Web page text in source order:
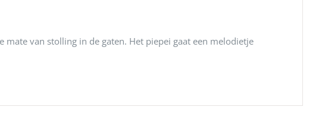
van stolling in de gaten. Het piepei gaat een melodietje